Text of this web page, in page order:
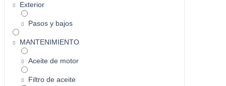
Exterior
Pasos y bajos
MANTENIMIENTO
Aceite de motor
Filtro de aceite